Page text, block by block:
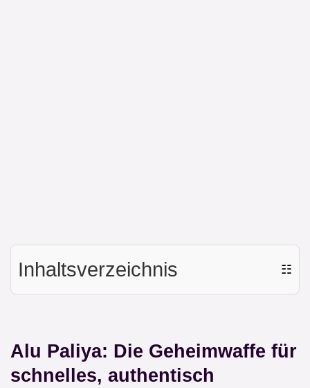
Inhaltsverzeichnis ☷
Alu Paliya: Die Geheimwaffe für
schnelles, authentisch